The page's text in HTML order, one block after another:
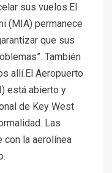
sus vuelos.El
(MIA) permanece
que sus
También
allí.El Aeropuerto
está abierto y
de Key West
Las
con la aerolínea